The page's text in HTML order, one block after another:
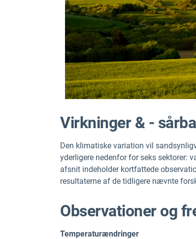
Virkninger & -
Den klimatiske variation vil
yderligere nedenfor for seks sektorer:
afsnit indeholder kortfattede
resultaterne af de tidligere nævnte
Observationer og
Temperaturændringer